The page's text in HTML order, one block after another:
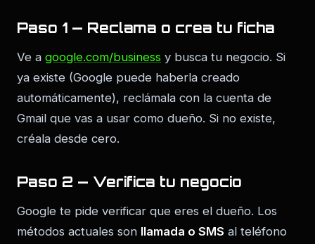
Paso 1 — Reclama o crea tu ficha
Ve a google.com/business y busca tu negocio. Si
ya existe (Google puede haberla creado
automáticamente), reclámala con la cuenta de
Gmail que vas a usar como dueño. Si no existe,
créala desde cero.
Paso 2 — Verifica tu negocio
Google te pide verificar que eres el dueño. Los
métodos actuales son llamada o SMS al teléfono